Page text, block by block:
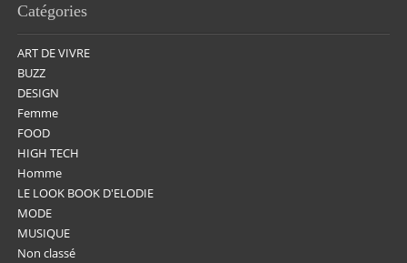
Catégories
ART DE VIVRE
BUZZ
DESIGN
Femme
FOOD
HIGH TECH
Homme
LE LOOK BOOK D'ELODIE
MODE
MUSIQUE
Non classé